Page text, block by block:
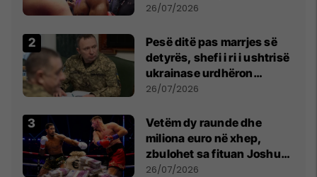
26/07/2026
Pesë ditë pas marrjes së
detyrës, shefi i ri i ushtrisë
ukrainase urdhëron
kontroll të madh
26/07/2026
Vetëm dy raunde dhe
miliona euro në xhep,
zbulohet sa fituan Joshua
e Prenga
26/07/2026